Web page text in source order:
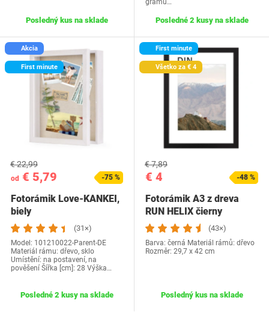
Posledný kus na sklade
gramů…
Posledné 2 kusy na sklade
Akcia
First minute
od € 5,79
€ 22,99
-75 %
Fotorámik Love-KANKEI,
biely
(31×)
Model: 101210022-Parent-DE
Materiál rámu: dřevo, sklo
Umístění: na postavení, na
pověšení Šířka [cm]: 28 Výška…
Posledné 2 kusy na sklade
First minute
Všetko za € 4
€ 4
€ 7,89
-48 %
Fotorámik A3 z dreva
RUN HELIX čierny
(43×)
Barva: černá Materiál rámů: dřevo
Rozměr: 29,7 x 42 cm
Posledný kus na sklade